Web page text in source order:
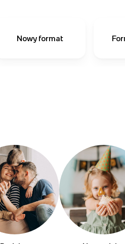
Nowy format